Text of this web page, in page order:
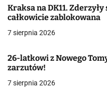
w
p
s
u
Kraksa na DK11.
całkowicie zablokowana
7 sierpnia 2026
26-latkowi z Nowego
zarzutów!
7 sierpnia 2026